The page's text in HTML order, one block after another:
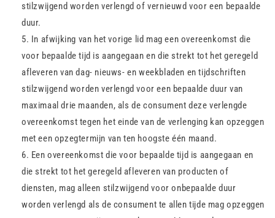
stilzwijgend worden verlengd of vernieuwd voor een bepaalde
duur.
In afwijking van het vorige lid mag een overeenkomst die
voor bepaalde tijd is aangegaan en die strekt tot het geregeld
afleveren van dag- nieuws- en weekbladen en tijdschriften
stilzwijgend worden verlengd voor een bepaalde duur van
maximaal drie maanden, als de consument deze verlengde
overeenkomst tegen het einde van de verlenging kan opzeggen
met een opzegtermijn van ten hoogste één maand.
Een overeenkomst die voor bepaalde tijd is aangegaan en
die strekt tot het geregeld afleveren van producten of
diensten, mag alleen stilzwijgend voor onbepaalde duur
worden verlengd als de consument te allen tijde mag opzeggen